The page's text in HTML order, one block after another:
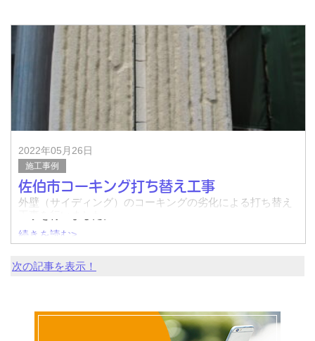
着工前↓
2022年05月26日
施工事例
佐伯市コーキング打ち替え工事
外壁（サイディング）のコーキングの劣化による打ち替え
既にコーキングの弾力が弱くなり肉やせ・剥離している状
態の為、劣化部の切り取りの後充填となります。
続きを読む>
次の記事を表示！